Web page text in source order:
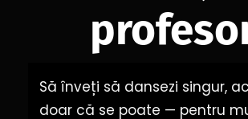
Să înveți să dansezi singur,
doar că se poate — pentru